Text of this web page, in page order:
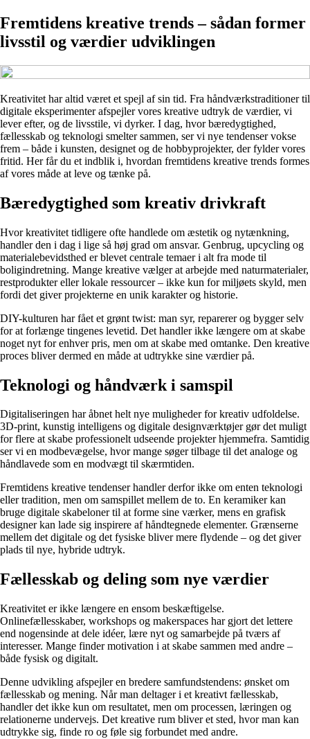
Fremtidens kreative trends – sådan former
livsstil og værdier udviklingen
Kreativitet har altid været et spejl af sin tid. Fra håndværkstraditioner til
digitale eksperimenter afspejler vores kreative udtryk de værdier, vi
lever efter, og de livsstile, vi dyrker. I dag, hvor bæredygtighed,
fællesskab og teknologi smelter sammen, ser vi nye tendenser vokse
frem – både i kunsten, designet og de hobbyprojekter, der fylder vores
fritid. Her får du et indblik i, hvordan fremtidens kreative trends formes
af vores måde at leve og tænke på.
Bæredygtighed som kreativ drivkraft
Hvor kreativitet tidligere ofte handlede om æstetik og nytænkning,
handler den i dag i lige så høj grad om ansvar. Genbrug, upcycling og
materialebevidsthed er blevet centrale temaer i alt fra mode til
boligindretning. Mange kreative vælger at arbejde med naturmaterialer,
restprodukter eller lokale ressourcer – ikke kun for miljøets skyld, men
fordi det giver projekterne en unik karakter og historie.
DIY-kulturen har fået et grønt twist: man syr, reparerer og bygger selv
for at forlænge tingenes levetid. Det handler ikke længere om at skabe
noget nyt for enhver pris, men om at skabe med omtanke. Den kreative
proces bliver dermed en måde at udtrykke sine værdier på.
Teknologi og håndværk i samspil
Digitaliseringen har åbnet helt nye muligheder for kreativ udfoldelse.
3D-print, kunstig intelligens og digitale designværktøjer gør det muligt
for flere at skabe professionelt udseende projekter hjemmefra. Samtidig
ser vi en modbevægelse, hvor mange søger tilbage til det analoge og
håndlavede som en modvægt til skærmtiden.
Fremtidens kreative tendenser handler derfor ikke om enten teknologi
eller tradition, men om samspillet mellem de to. En keramiker kan
bruge digitale skabeloner til at forme sine værker, mens en grafisk
designer kan lade sig inspirere af håndtegnede elementer. Grænserne
mellem det digitale og det fysiske bliver mere flydende – og det giver
plads til nye, hybride udtryk.
Fællesskab og deling som nye værdier
Kreativitet er ikke længere en ensom beskæftigelse.
Onlinefællesskaber, workshops og makerspaces har gjort det lettere
end nogensinde at dele idéer, lære nyt og samarbejde på tværs af
interesser. Mange finder motivation i at skabe sammen med andre –
både fysisk og digitalt.
Denne udvikling afspejler en bredere samfundstendens: ønsket om
fællesskab og mening. Når man deltager i et kreativt fællesskab,
handler det ikke kun om resultatet, men om processen, læringen og
relationerne undervejs. Det kreative rum bliver et sted, hvor man kan
udtrykke sig, finde ro og føle sig forbundet med andre.